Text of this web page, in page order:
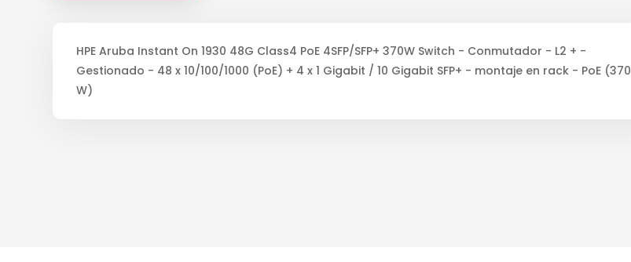
HPE Aruba Instant On 1930 48G Class4 PoE 4SFP/SFP+ 370W Switch - Conmutador - L2 + -
Gestionado - 48 x 10/100/1000 (PoE) + 4 x 1 Gigabit / 10 Gigabit SFP+ - montaje en rack - PoE (370
W)